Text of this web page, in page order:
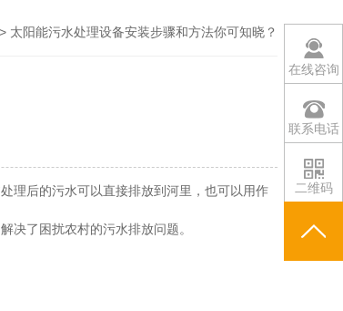
> 太阳能污水处理设备安装步骤和方法你可知晓？
理后的污水可以直接排放到河里，也可以用作
了困扰农村的污水排放问题。
在线咨询
联系电话
二维码